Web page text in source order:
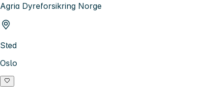
Agria Dyreforsikring Norge
Sted
Oslo